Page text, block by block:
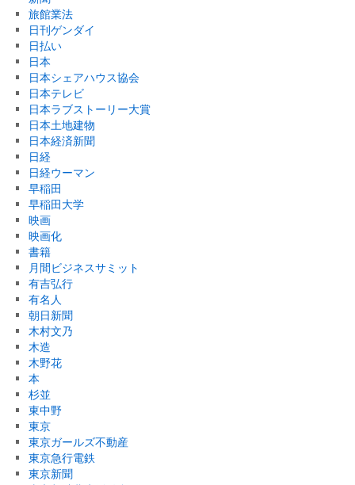
旅館業法
日刊ゲンダイ
日払い
日本
日本シェアハウス協会
日本テレビ
日本ラブストーリー大賞
日本土地建物
日本経済新聞
日経
日経ウーマン
早稲田
早稲田大学
映画
映画化
書籍
月間ビジネスサミット
有吉弘行
有名人
朝日新聞
木村文乃
木造
木野花
本
杉並
東中野
東京
東京ガールズ不動産
東京急行電鉄
東京新聞